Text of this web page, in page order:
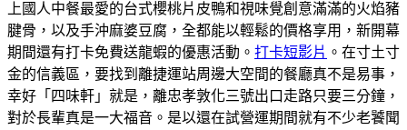
上國人中餐最愛的台式櫻桃片皮鴨和視味覺創意滿滿的火焰豬
腱骨，以及手沖麻婆豆腐，全都能以輕鬆的價格享用，新開幕
期間還有打卡免費送龍蝦的優惠活動。 打卡短影片 。在寸土寸
金的信義區，要找到離捷運站周邊大空間的餐廳真不是易事，
幸好「四味軒」就是，離忠孝敦化三號出口走路只要三分鐘，
對於長輩真是一大福音。是以還在試營運期間就有不少老饕聞